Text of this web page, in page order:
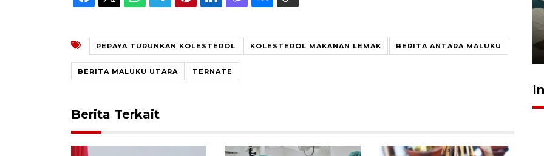
PEPAYA TURUNKAN KOLESTEROL KOLESTEROL MAKANAN LEMAK BERITA ANTARA MALUKU
BERITA MALUKU UTARA TERNATE
Berita Terkait
23 Juli 2026 14:28